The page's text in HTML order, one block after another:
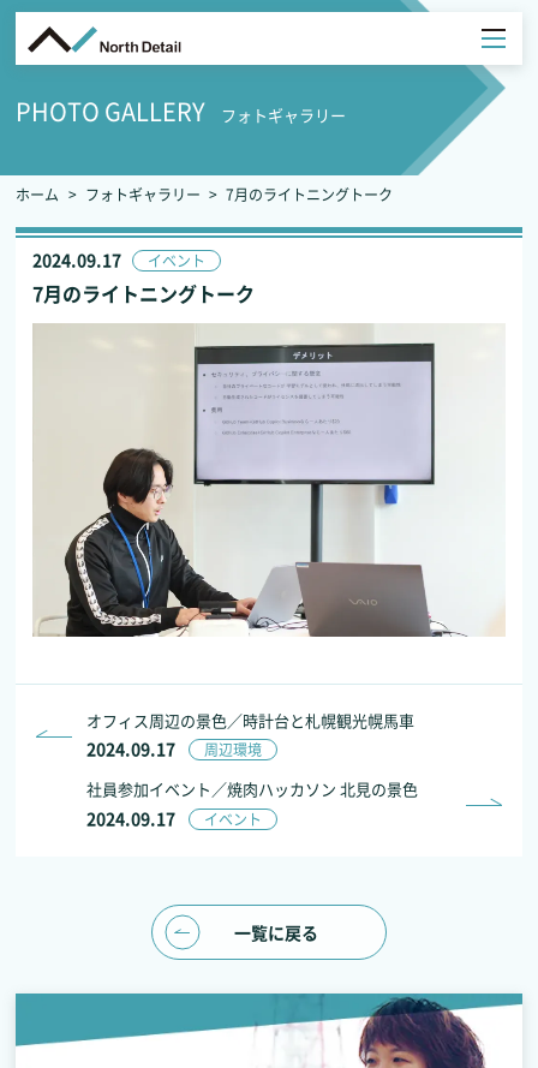
PHOTO GALLERY フォトギャラリー
ホーム フォトギャラリー 7月のライトニングトーク
2024.09.17 イベント
7月のライトニングトーク
2024.09.17 周辺環境
オフィス周辺の景色／時計台と札幌観光幌馬車
2024.09.17 イベント
社員参加イベント／焼肉ハッカソン 北見の景色
一覧に戻る